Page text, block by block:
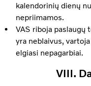
kalendorinių dienų
nepriimamos.
VAS riboja paslaugų
yra neblaivus,
elgiasi nepagarbiai.
VIII.